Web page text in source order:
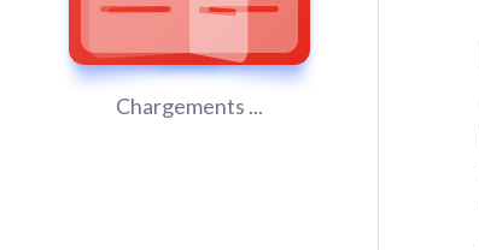
Chargements ...